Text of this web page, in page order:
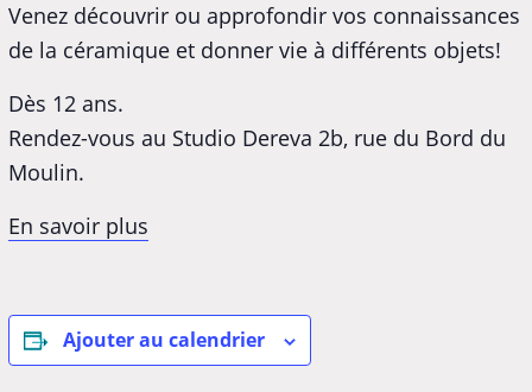
Venez découvrir ou approfondir vos connaissances
de la céramique et donner vie à différents objets!
Dès 12 ans.
Rendez-vous au Studio Dereva 2b, rue du Bord du
Moulin.
En savoir plus
Ajouter au calendrier